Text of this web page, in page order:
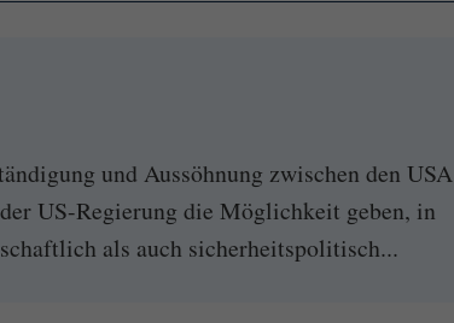
und Aussöhnung zwischen den USA
US-Regierung die Möglichkeit geben, in
als auch sicherheitspolitisch...